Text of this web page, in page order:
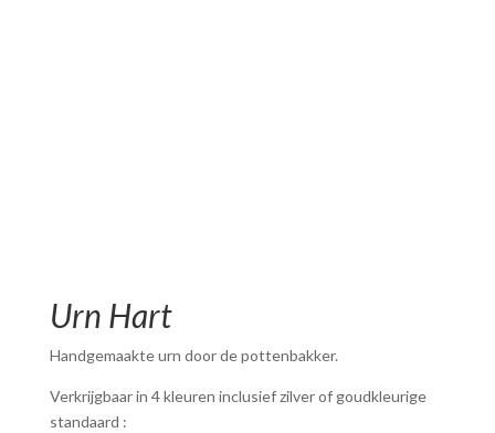
Urn Hart
Handgemaakte urn door de pottenbakker.
Verkrijgbaar in 4 kleuren inclusief zilver of goudkleurige
standaard :